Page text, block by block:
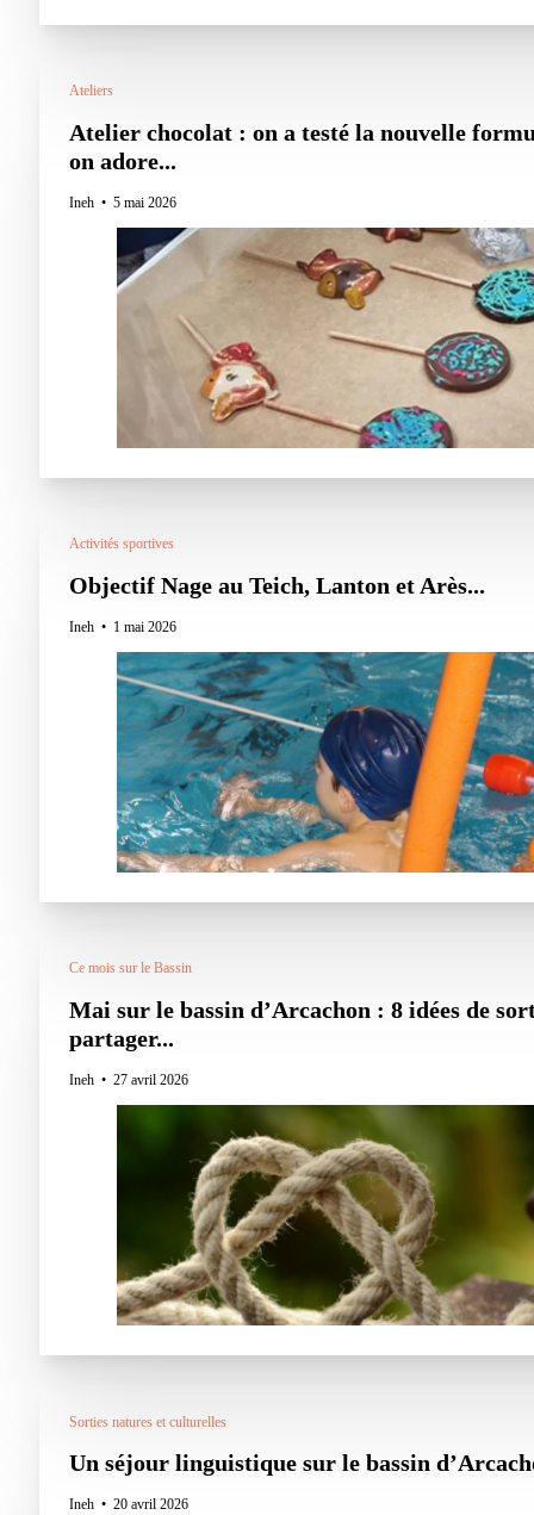
Ateliers
Atelier chocolat : on a testé la nouvelle
on adore...
Ineh 5 mai 2026
Activités sportives
Objectif Nage au Teich, Lanton et Arès...
Ineh 1 mai 2026
Ce mois sur le Bassin
Mai sur le bassin d’Arcachon : 8 idées de
partager...
Ineh 27 avril 2026
Sorties natures et culturelles
Un séjour linguistique sur le bassin
Ineh 20 avril 2026